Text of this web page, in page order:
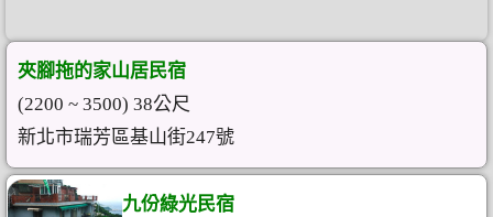
夾腳拖的家山居民宿
(2200 ~ 3500) 38公尺
新北市瑞芳區基山街247號
九份綠光民宿